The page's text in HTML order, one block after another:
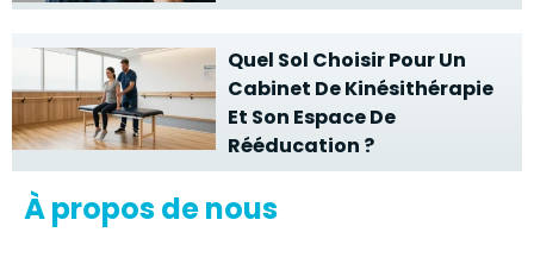
Quel Sol Choisir Pour Un
Cabinet De Kinésithérapie
Et Son Espace De
Rééducation ?
À propos de nous